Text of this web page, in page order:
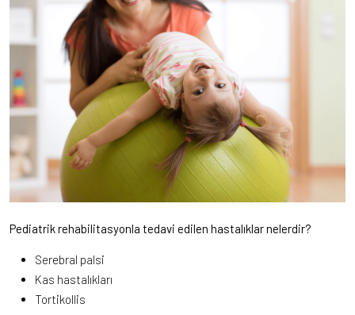
Pediatrik rehabilitasyonla tedavi edilen hastalıklar nelerdir?
Serebral palsi
Kas hastalıkları
Tortikollis